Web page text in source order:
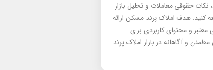
نکات حقوقی معاملات و تحلیل بازار
کنید. هدف املاک پرند مسکن ارائه
معتبر و محتوای کاربردی برای
مطمئن و آگاهانه در بازار املاک پرند